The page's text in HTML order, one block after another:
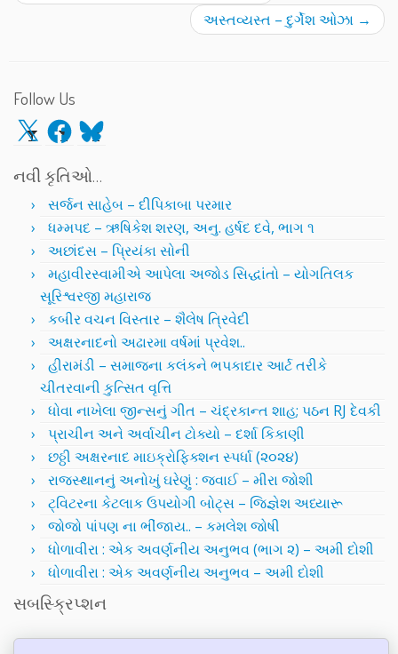
અસ્તવ્યસ્ત – દુર્ગેશ ઓઝા →
Follow Us
X Facebook
Bluesky
નવી કૃતિઓ…
સર્જન સાહેબ – દીપિકાબા પરમાર
ધમ્મપદ – ઋષિકેશ શરણ, અનુ. હર્ષદ દવે, ભાગ ૧
અછાંદસ – પ્રિયંકા સોની
મહાવીરસ્વામીએ આપેલા અજોડ સિદ્ધાંતો – યોગતિલક
સૂરિશ્વરજી મહારાજ
કબીર વચન વિસ્તાર – શૈલેષ ત્રિવેદી
અક્ષરનાદનો અઢારમા વર્ષમાં પ્રવેશ..
હીરામંડી – સમાજના કલંકને ભપકાદાર આર્ટ તરીકે
ચીતરવાની કુત્સિત વૃત્તિ
ધોવા નાખેલા જીન્સનું ગીત – ચંદ્રકાન્ત શાહ; પઠન RJ દેવકી
પ્રાચીન અને અર્વાચીન ટોક્યો – દર્શા કિકાણી
છઠ્ઠી અક્ષરનાદ માઇક્રોફિક્શન સ્પર્ધા (૨૦૨૪)
રાજસ્થાનનું અનોખું ઘરેણું : જવાઈ – મીરા જોશી
ટ્વિટરના કેટલાક ઉપયોગી બોટ્સ – જિજ્ઞેશ અધ્યારૂ
જોજો પાંપણ ના ભીંજાય.. – કમલેશ જોષી
ધોળાવીરા : એક અવર્ણનીય અનુભવ (ભાગ ૨) – અમી દોશી
ધોળાવીરા : એક અવર્ણનીય અનુભવ – અમી દોશી
સબસ્ક્રિપ્શન